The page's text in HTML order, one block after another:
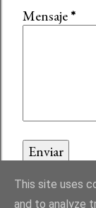
Mensaje*
This site uses
and to analyze